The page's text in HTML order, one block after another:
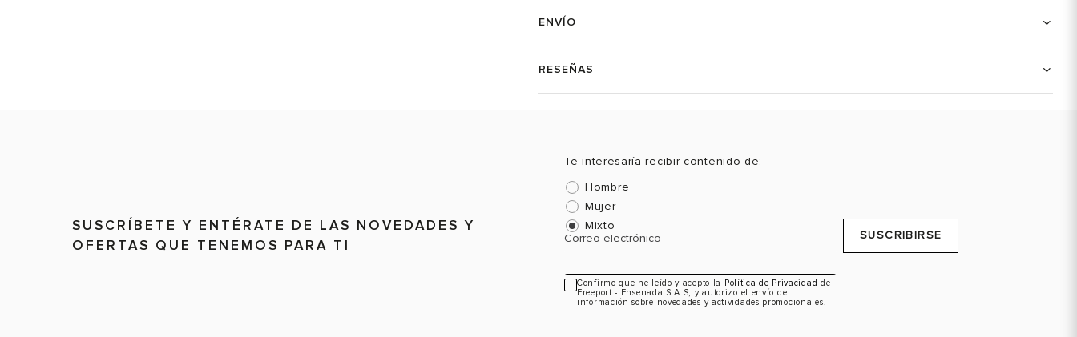
ENVÍO
RESEÑAS
SUSCRÍBETE Y ENTÉRATE DE LAS NOVEDADES Y
OFERTAS QUE TENEMOS PARA TI
Te interesaría recibir contenido de:
Hombre
Mujer
Mixto
Correo electrónico
Confirmo que he leído y acepto la Política de Privacidad de
Freeport - Ensenada S.A.S, y autorizo el envío de
información sobre novedades y actividades promocionales.
SUSCRIBIRSE